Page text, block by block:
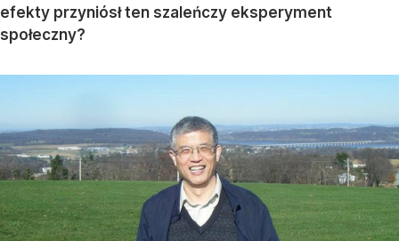
efekty przyniósł ten szaleńczy eksperyment
społeczny?